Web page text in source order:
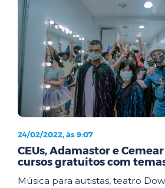
24/02/2022, às 9:07
CEUs, Adamastor e
cursos gratuitos com
Música para autistas, teatro